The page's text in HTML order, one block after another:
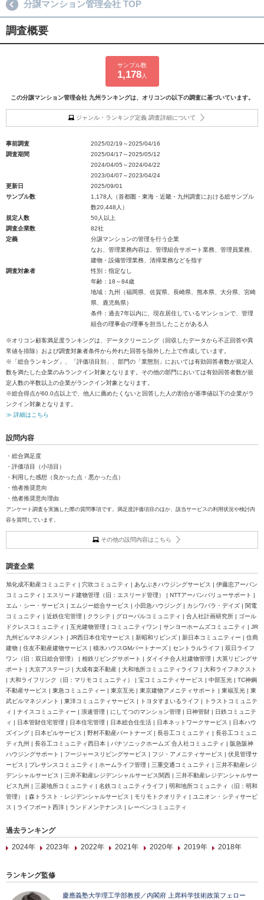
分譲マンション管理会社 TOP
調査概要
サンプル数
1,178人
この分譲マンション管理会社 九州ランキングは、オリコンの以下の調査に基づいています。
ジャンル・ランキング定義 調査詳細について
事前調査
2025/02/19～2025/04/16
調査期間
2025/04/17～2025/05/12
2024/04/05～2024/04/22
2023/04/07～2023/04/24
更新日
2025/09/01
サンプル数
1,178人（首都圏・東海・近畿・九州調査における総サンプル
数20,448人）
規定人数
50人以上
調査企業数
82社
定義
分譲マンションの管理を行う企業
なお、管理業務内容は、管理組合サポート業務、管理員業務、
建物・設備管理業務、清掃業務などを指す
調査対象者
性別：指定なし
年齢：18～84歳
地域：九州（福岡県、佐賀県、長崎県、熊本県、大分県、宮崎
県、鹿児島県）
条件：過去7年以内に、現在居住しているマンションで、管理
組合の理事会の理事を担当したことがある人
※オリコン顧客満足度ランキングは、データクリーニング（回収したデータから不正回答や異
常値を排除）および調査対象者条件から外れた回答を除外した上で作成しています。
※「総合ランキング」、「評価項目別」、部門の「業態別」においては有効回答者数が規定人
数を満たした企業のみランクイン対象となります。その他の部門においては有効回答者数が規
定人数の半数以上の企業がランクイン対象となります。
※総合得点が60.0点以上で、他人に薦めたくないと回答した人の割合が基準値以下の企業がラ
ンクイン対象となります。
≫ 詳細はこちら
設問内容
・総合満足度
・評価項目（小項目）
・利用した感想（良かった点・悪かった点）
・他者推奨意向
・他者推奨意向理由
アンケート調査を実施した際の質問事項です。満足度評価項目のほか、該当サービスの利用状況や検討内
容を質問しています。
その他の設問内容はこちら
調査企業
旭化成不動産コミュニティ | 穴吹コミュニティ | あなぶきハウジングサービス | 伊藤忠アーバン
コミュニティ | エスリード建物管理（旧：エスリード管理） | NTTアーバンバリューサポート |
エム・シー・サービス | エムジー総合サービス | 小田急ハウジング | カシワバラ・デイズ | 関電
コミュニティ | 近鉄住宅管理 | クラシテ | グローバルコミュニティ | 合人社計画研究所 | ゴール
ドクレスコミュニティ | 互光建物管理 | コミュニティワン | サンヨーホームズコミュニティ | JR
九州ビルマネジメント | JR西日本住宅サービス | 新昭和リビンズ | 新日本コミュニティー | 住商
建物 | 住友不動産建物サービス | 積水ハウスGMパートナーズ | セントラルライフ | 双日ライフ
ワン（旧：双日総合管理） | 相鉄リビングサポート | ダイイチ合人社建物管理 | 大英リビングサ
ポート | 大京アステージ | 大成有楽不動産 | 大和地所コミュニティライフ | 大和ライフネクスト
| 大和ライフリンク（旧：マリモコミュニティ） | 宝コミュニティサービス | 中部互光 | TC神鋼
不動産サービス | 東急コミュニティー | 東京互光 | 東京建物アメニティサポート | 東福互光 | 東
武ビルマネジメント | 東洋コミュニティサービス | トヨタすまいるライフ | トラストコミュニテ
ィ | ナイスコミュニティー | 浪速管理 | にしてつのマンション管理 | 日神管財 | 日鉄コミュニテ
ィ | 日本管財住宅管理 | 日本住宅管理 | 日本総合住生活 | 日本ネットワークサービス | 日本ハウ
ズイング | 日本ビルサービス | 野村不動産パートナーズ | 長谷工コミュニティ | 長谷工コミュニ
ティ九州 | 長谷工コミュニティ西日本 | パナソニックホームズ 合人社コミュニティ | 阪急阪神
ハウジングサポート | フージャースリビングサービス | フジ・アメニティサービス | 伏見管理サ
ービス | プレサンスコミュニティ | ホームライフ管理 | 三重交通コミュニティ | 三井不動産レジ
デンシャルサービス | 三井不動産レジデンシャルサービス関西 | 三井不動産レジデンシャルサー
ビス九州 | 三菱地所コミュニティ | 名鉄コミュニティライフ | 明和地所コミュニティ（旧：明和
管理） | 森トラスト・レジデンシャルサービス | モリモトクオリティ | ユニオン・シティサービ
ス | ライフポート西洋 | ランドメンテナンス | レーベンコミュニティ
過去ランキング
2024年
2023年 2022年 2021年 2020年 2019年 2018年
ランキング監修
慶應義塾大学理工学部教授／内閣府 上席科学技術政策フェロー